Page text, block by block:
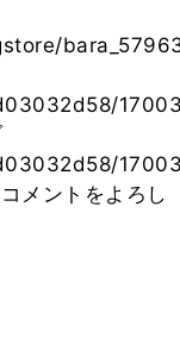
メントをよろし